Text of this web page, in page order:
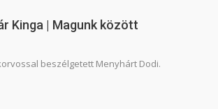
Kinga | Magunk között
beszélgetett Menyhárt Dodi.